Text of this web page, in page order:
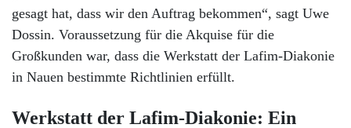
gesagt hat, dass wir den Auftrag bekommen“, sagt Uwe
Dossin. Voraussetzung für die Akquise für die
Großkunden war, dass die Werkstatt der Lafim-Diakonie
in Nauen bestimmte Richtlinien erfüllt.
Werkstatt der Lafim-Diakonie: Ein